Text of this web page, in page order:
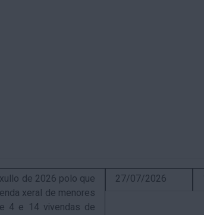
de 2026 polo que
xeral de menores
4 e 14 vivendas de
27/07/2026